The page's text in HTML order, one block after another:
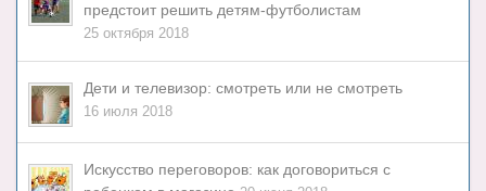
предстоит решить детям-футболистам
25 октября 2018
Дети и телевизор: смотреть или не смотреть
16 июля 2018
Искусство переговоров: как договориться с